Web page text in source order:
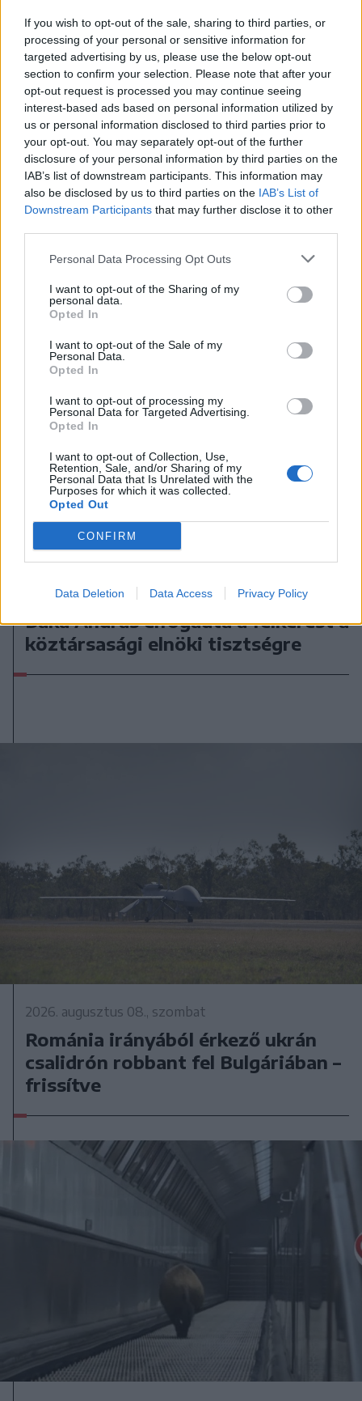
If you wish to opt-out of the sale, sharing to third parties, or
processing of your personal or sensitive information for
targeted advertising by us, please use the below opt-out
section to confirm your selection. Please note that after your
opt-out request is processed you may continue seeing
interest-based ads based on personal information utilized by
us or personal information disclosed to third parties prior to
your opt-out. You may separately opt-out of the further
disclosure of your personal information by third parties on the
IAB’s list of downstream participants. This information may
also be disclosed by us to third parties on the IAB’s List of
Downstream Participants that may further disclose it to other
Personal Data Processing Opt Outs
I want to opt-out of the Sharing of my
personal data.
Opted In
I want to opt-out of the Sale of my
Personal Data.
Opted In
I want to opt-out of processing my
Personal Data for Targeted Advertising.
Opted In
I want to opt-out of Collection, Use,
Retention, Sale, and/or Sharing of my
Personal Data that Is Unrelated with the
Purposes for which it was collected.
Opted Out
CONFIRM
Data Deletion Data Access Privacy Policy
Farul az FK Csíkszereda ellen
Nőileg
Sándor Ella: Na, indíts, s
menjünk!
A rovat további cikkei
2026. augusztus 08., szombat
Baka András elfogadta a felkérést a
köztársasági elnöki tisztségre
2026. augusztus 08., szombat
Románia irányából érkező ukrán
csalidrón robbant fel Bulgáriában –
frissítve